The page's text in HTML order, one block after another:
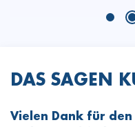
DAS SAGEN
Vielen Dank für den